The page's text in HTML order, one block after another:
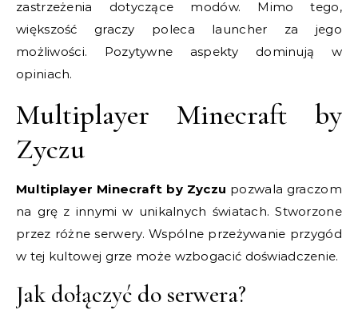
zastrzeżenia dotyczące modów. Mimo tego,
większość graczy poleca launcher za jego
możliwości. Pozytywne aspekty dominują w
opiniach.
Multiplayer Minecraft by
Zyczu
Multiplayer Minecraft by Zyczu pozwala graczom
na grę z innymi w unikalnych światach. Stworzone
przez różne serwery. Wspólne przeżywanie przygód
w tej kultowej grze może wzbogacić doświadczenie.
Jak dołączyć do serwera?